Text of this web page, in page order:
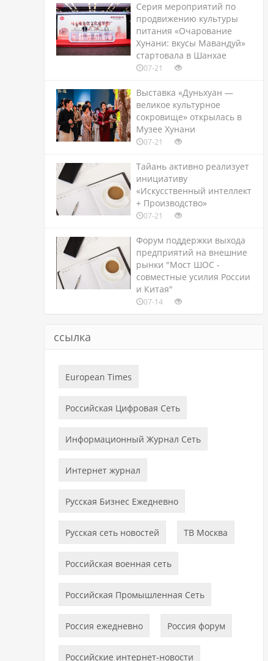
Серия мероприятий по
продвижению культуры
питания «Очарование
Хунани: вкусы Мавандуй»
стартовала в Шанхае
07-21
Выставка «Дуньхуан —
великое культурное
сокровище» открылась в
Музее Хунани
07-21
Тайань активно реализует
инициативу
«Искусственный интеллект
+ Производство»
07-21
Форум поддержки выхода
предприятий на внешние
рынки "Мост ШОС -
совместные усилия России
и Китая"
07-14
ссылка
European Times
Российская Цифровая Сеть
Информационный Журнал Сеть
Интернет журнал
Русская Бизнес Ежедневно
Русская сеть новостей ТВ Москва
Российская военная сеть
Российская Промышленная Сеть
Россия ежедневно Россия форум
Российские интернет-новости